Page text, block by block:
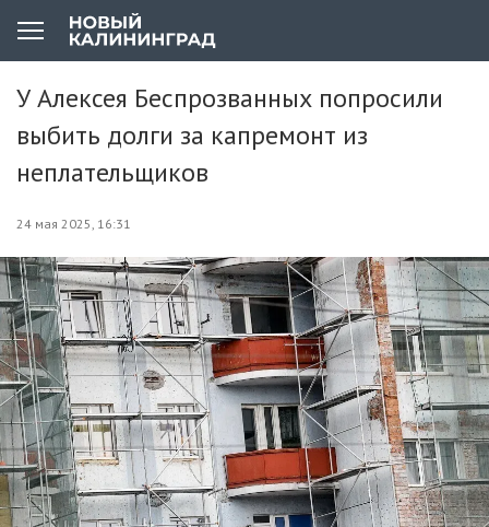
У Алексея Беспрозванных попросили
выбить долги за капремонт из
неплательщиков
24 мая 2025, 16:31